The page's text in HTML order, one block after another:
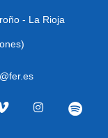
- La Rioja